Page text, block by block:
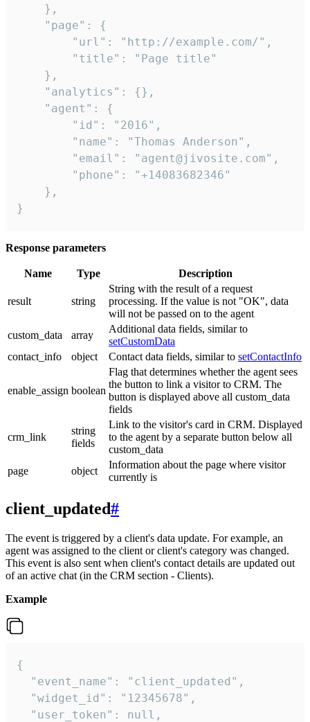
    },
    "page": {
        "url": "http://example.com/",
        "title": "Page title"
    },
    "analytics": {},
    "agent": {
        "id": "2016",
        "name": "Thomas Anderson",
        "email": "agent@jivosite.com",
        "phone": "+14083682346"
    },
}
Response parameters
Name Type Description
result string
String with the result of a request
processing. If the value is not "OK", data
will not be passed on to the agent
custom_data
array
Additional data fields, similar to
setCustomData
contact_info
object Contact data fields, similar to setContactInfo
enable_assign boolean
Flag that determines whether the agent sees
the button to link a visitor to CRM. The
button is displayed above all custom_data
fields
crm_link
string
fields
Link to the visitor's card in CRM. Displayed
to the agent by a separate button below all
custom_data
page
object
Information about the page where visitor
currently is
client_updated#
The event is triggered by a client's data update. For example, an
agent was assigned to the client or client's category was changed.
This event is also sent when client's contact details are updated out
of an active chat (in the CRM section - Clients).
Example
{
  "event_name": "client_updated",
  "widget_id": "12345678",
  "user_token": null,